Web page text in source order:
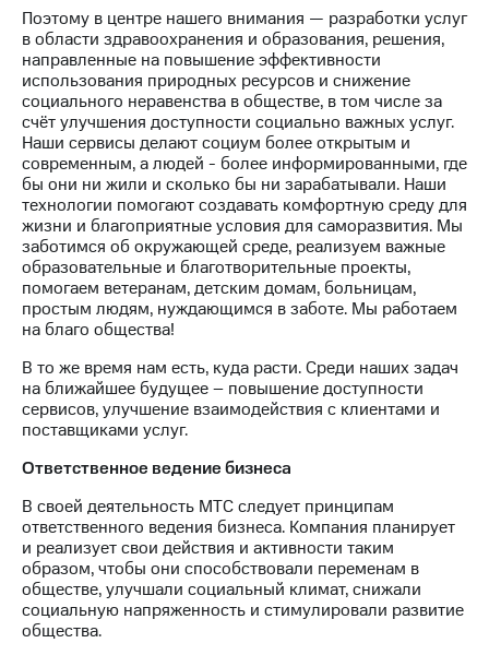
информации
Информация
акционерам
Документы
ПАО
"МТС"
Собрания
акционеров
Личный
кабинет
акционера
Акционерный
капитал
Контроль
и
аудит
Рынок
акций
Описание
Программа
приобретения
выкупа
акций
Дивиденды
Рынок
облигаций
Описание
Поэтому в центре нашего внимания — разработки услуг
в области здравоохранения и образования, решения,
направленные на повышение эффективности
использования природных ресурсов и снижение
социального неравенства в обществе, в том числе за
счёт улучшения доступности социально важных услуг.
Наши сервисы делают социум более открытым и
современным, а людей - более информированными, где
бы они ни жили и сколько бы ни зарабатывали. Наши
технологии помогают создавать комфортную среду для
жизни и благоприятные условия для саморазвития. Мы
заботимся об окружающей среде, реализуем важные
образовательные и благотворительные проекты,
помогаем ветеранам, детским домам, больницам,
простым людям, нуждающимся в заботе. Мы работаем
на благо общества!
В то же время нам есть, куда расти. Среди наших задач
на ближайшее будущее – повышение доступности
сервисов, улучшение взаимодействия с клиентами и
поставщиками услуг.
Ответственное ведение бизнеса
В своей деятельность МТС следует принципам
ответственного ведения бизнеса. Компания планирует
и реализует свои действия и активности таким
образом, чтобы они способствовали переменам в
обществе, улучшали социальный климат, снижали
социальную напряженность и стимулировали развитие
общества.